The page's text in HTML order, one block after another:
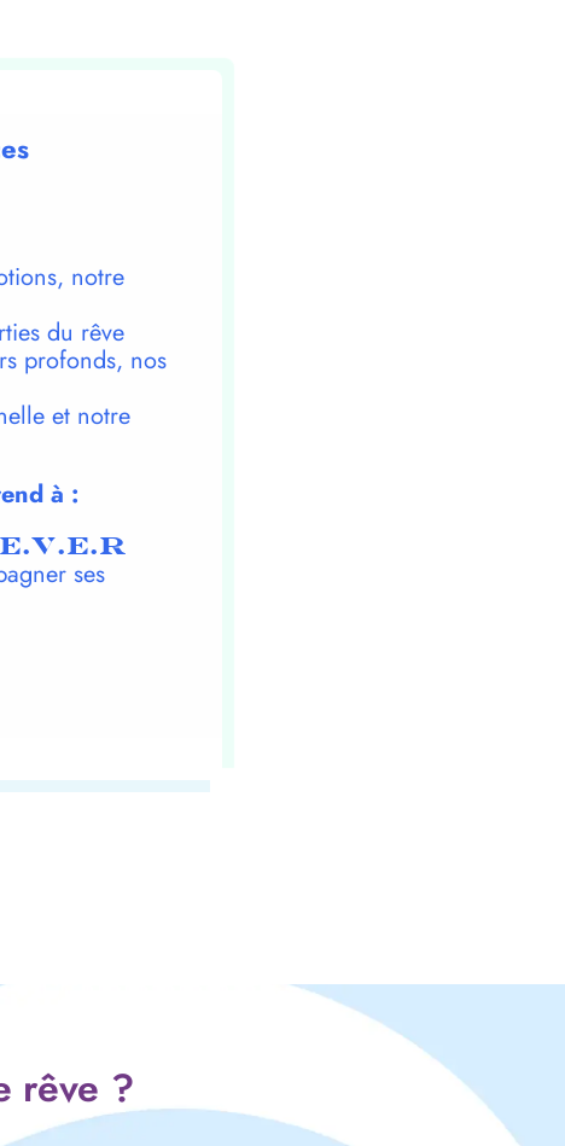
notre
du rêve
profonds, nos
et notre
à :
E.V.E.R
ses
rêve ?